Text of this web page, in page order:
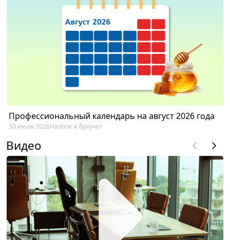
Профессиональный календарь на август 2026 года
30 июля 2026Налоги и бухучет
Видео